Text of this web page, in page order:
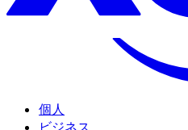
個人